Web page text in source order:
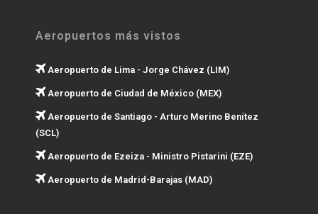
Aeropuertos más vistos
Aeropuerto de Lima - Jorge Chávez (LIM)
Aeropuerto de Ciudad de México (MEX)
Aeropuerto de Santiago - Arturo Merino Benítez
(SCL)
Aeropuerto de Ezeiza - Ministro Pistarini (EZE)
Aeropuerto de Madrid-Barajas (MAD)